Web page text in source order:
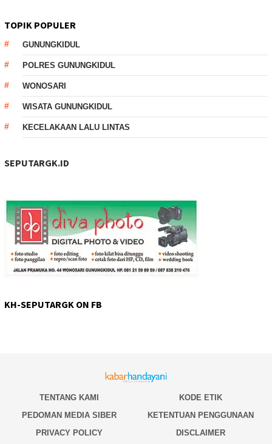
TOPIK POPULER
GUNUNGKIDUL
POLRES GUNUNGKIDUL
WONOSARI
WISATA GUNUNGKIDUL
KECELAKAAN LALU LINTAS
SEPUTARGK.ID
KH-SEPUTARGK ON FB
TENTANG KAMI
KODE ETIK
PEDOMAN MEDIA SIBER
KETENTUAN PENGGUNAAN
PRIVACY POLICY
DISCLAIMER